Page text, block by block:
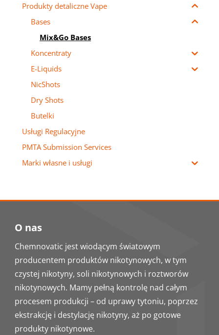
Produkty detaliczne Vape
Bases
Mix&Go Bases
Koncentraty
E-Liquids
NicShots
Dry Shots
Butelki
Usługi Regulacyjne
PMTA Submission Services
Marki własne i usługi
O nas
Chemnovatic jest wiodącym światowym
producentem produktów nikotynowych, w tym
czystej nikotyny, soli nikotynowych i roztworów
nikotynowych. Mamy pełną kontrolę nad całym
procesem produkcji – od uprawy tytoniu, poprzez
ekstrakcję i destylację nikotyny, aż po gotowe
produkty nikotynowe.